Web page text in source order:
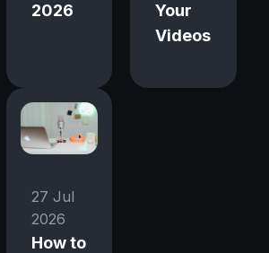
2026
Your
Videos
27 Jul
2026
How to